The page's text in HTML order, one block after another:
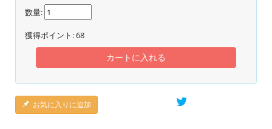
数量:
獲得ポイント:68
カートに入れる
お気に入りに追加